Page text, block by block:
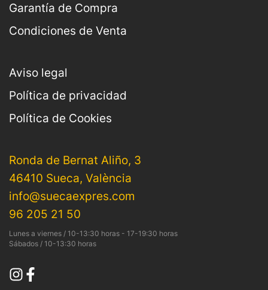
Garantía de Compra
Condiciones de Venta
Aviso legal
Política de privacidad
Política de Cookies
Ronda de Bernat Aliño, 3
46410 Sueca, València
info@suecaexpres.com
96 205 21 50
Lunes a viernes / 10-13:30 horas - 17-19:30 horas
Sábados / 10-13:30 horas